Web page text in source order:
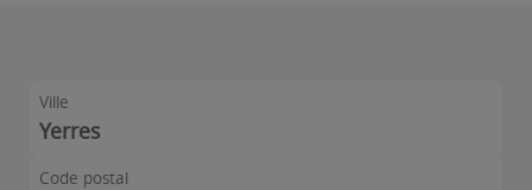
Ville
Yerres
Code postal